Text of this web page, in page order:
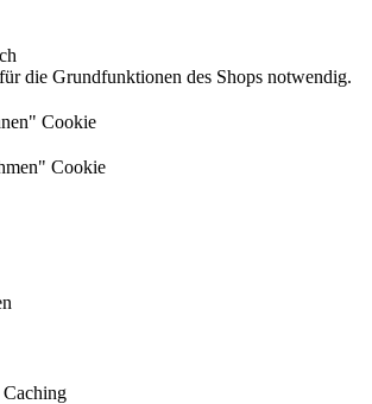
die Grundfunktionen des Shops notwendig.
Cookie
Cookie
Caching